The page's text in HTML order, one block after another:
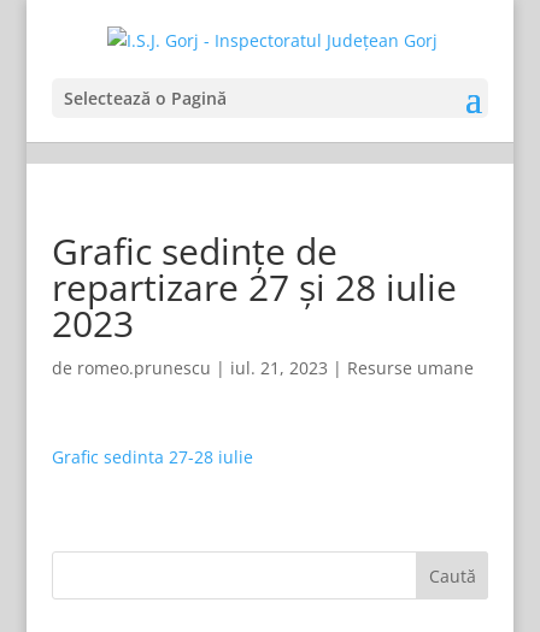
Selectează o Pagină
Grafic sedințe de
repartizare 27 și 28 iulie
2023
de romeo.prunescu | iul. 21, 2023 | Resurse umane
Grafic sedinta 27-28 iulie